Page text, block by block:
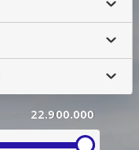
22.900.000